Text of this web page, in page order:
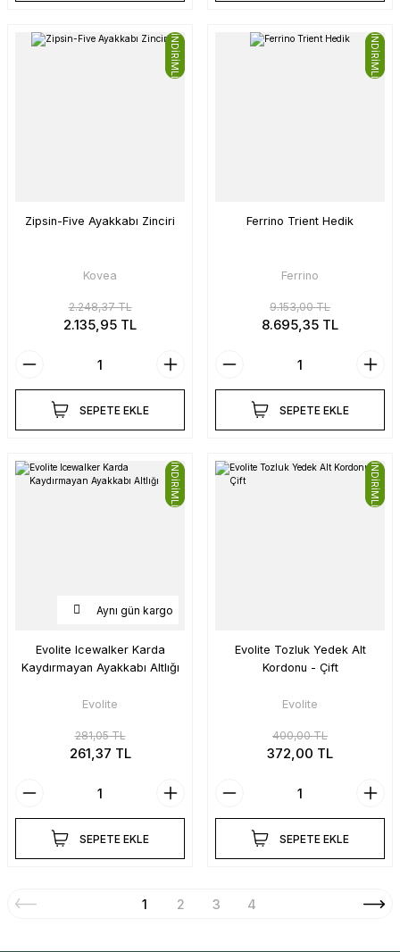
İNDİRİMLİ
Zipsin-Five Ayakkabı Zinciri
Kovea
2.248,37 TL
2.135,95 TL
SEPETE EKLE
İNDİRİMLİ
Ferrino Trient Hedik
Ferrino
9.153,00 TL
8.695,35 TL
SEPETE EKLE
İNDİRİMLİ
Aynı gün kargo
Evolite Icewalker Karda
Kaydırmayan Ayakkabı Altlığı
Evolite
281,05 TL
261,37 TL
SEPETE EKLE
İNDİRİMLİ
Evolite Tozluk Yedek Alt
Kordonu - Çift
Evolite
400,00 TL
372,00 TL
SEPETE EKLE
1 2 3 4